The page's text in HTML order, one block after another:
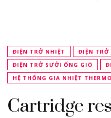
ĐIỆN TRỞ NHIỆT ĐIỆN TRỞ
ĐIỆN TRỞ SƯỞI ỐNG GIÓ
HỆ THỐNG GIA NHIỆT
Cartridge